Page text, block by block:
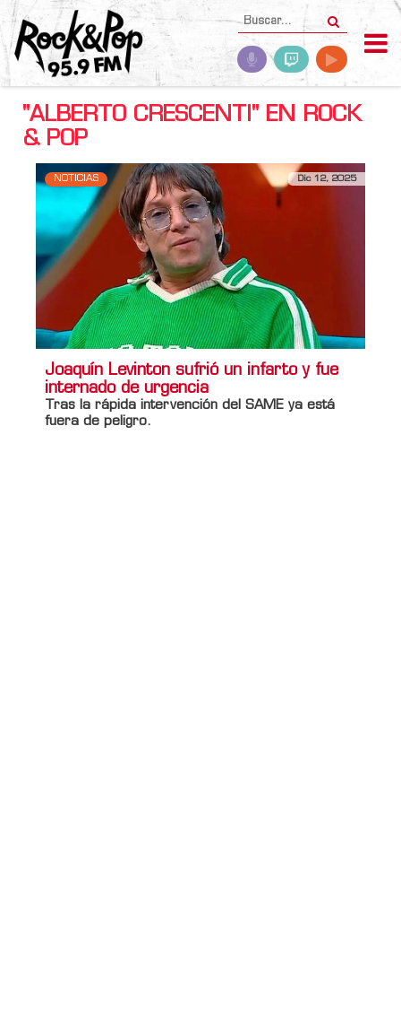
"ALBERTO CRESCENTI" EN ROCK
& POP
NOTICIAS Dic 12, 2025
Joaquín Levinton sufrió un infarto y fue
internado de urgencia
Tras la rápida intervención del SAME ya está
fuera de peligro.